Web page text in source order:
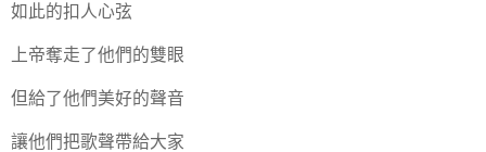
如此的扣人心弦
上帝奪走了他們的雙眼
但給了他們美好的聲音
讓他們把歌聲帶給大家